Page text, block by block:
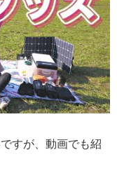
すが、動画でも紹